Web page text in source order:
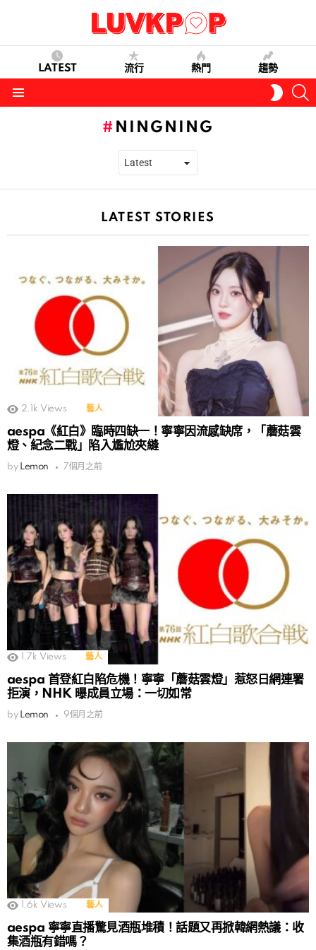
LATEST 流行 熱門 趨勢
SKIN
NINGNING
LATEST STORIES
2.1k Views 藝人
aespa《紅白》臨時四缺一！寧寧因流感缺席，「蘑菇雲
燈、紀念二戰」陷入尷尬夾縫
by Lemon 7個月之前
1.7k Views 藝人
aespa 首登紅白陷危機！寧寧「蘑菇雲燈」惹怒日網連署
拒演，NHK 曝成員立場：一切如常
by Lemon 9個月之前
1.6k Views 藝人
aespa 寧寧直播驚見酒瓶堆積！話題又再掀韓網熱議：收
集酒瓶有錯嗎？